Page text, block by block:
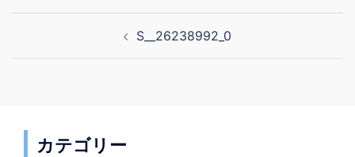
ー
S__26238992_0
カテゴリー